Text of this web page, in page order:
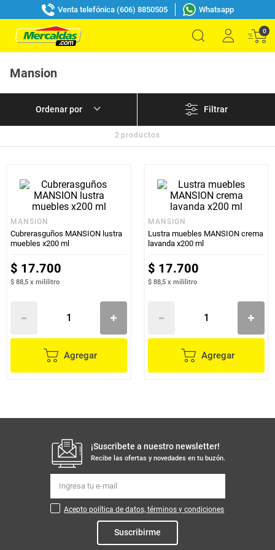
Venta telefónica (606) 8850505 Whatsapp
0
Mansion
Filtrar
2 productos
MANSION
Cubrerasguños MANSION lustra
muebles x200 ml
$ 17.700
$ 88,5 x mililitro
Agregar
MANSION
Lustra muebles MANSION crema
lavanda x200 ml
$ 17.700
$ 88,5 x mililitro
Agregar
¡Suscribete a nuestro newsletter!
Recibe las ofertas y novedades en tu buzón.
Acepto política de datos, términos y condiciones
Suscribirme